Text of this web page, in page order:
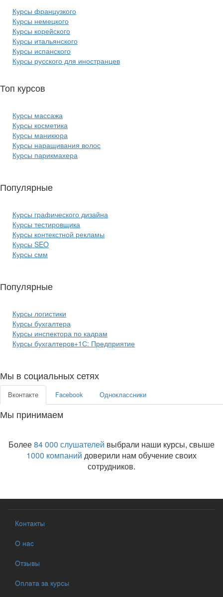
Курсы французкого
Курсы немецкого
Курсы корейского
Курсы итальянского
Курсы испанского
Курсы русского для иностранцев
Топ курсов
Курсы массажа
Курсы косметика
Курсы маникюра
Курсы наращивания волос
Курсы парикмахера
Популярные
Курсы графического дизайна
Курсы тестировщика
Курсы контекстной рекламы
Курсы SEO
Курсы смм
Популярные
Курсы логистики
Курсы бухгалтера
Курсы инспектора по кадрам
Курсы бухгалтеров+1С: Предприятие
Мы в социальных сетях
Вконтакте Facebook Одноклассники
Мы принимаем
Более84 000 слушателей выбрали наши курсы, свыше
1000 компаний доверили нам обучение своих
сотрудников.
Контакты
О нас
Отзывы
Оплата за курсы